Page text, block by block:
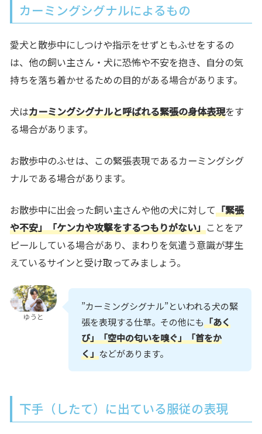
カーミングシグナルによるもの
愛犬と散歩中にしつけや指示をせずともふせをするの
は、他の飼い主さん・犬に恐怖や不安を抱き、自分の気
持ちを落ち着かせるための目的がある場合があります。
犬はカーミングシグナルと呼ばれる緊張の身体表現をす
る場合があります。
お散歩中のふせは、この緊張表現であるカーミングシグ
ナルである場合があります。
お散歩中に出会った飼い主さんや他の犬に対して「緊張
や不安」「ケンカや攻撃をするつもりがない」ことをア
ピールしている場合があり、まわりを気遣う意識が芽生
えているサインと受け取ってみましょう。
ゆうと
”カーミングシグナル”といわれる犬の緊
張を表現する仕草。その他にも「あく
び」「空中の匂いを嗅ぐ」「首をか
く」などがあります。
下手（したて）に出ている服従の表現